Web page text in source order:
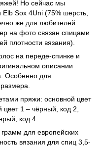
Но сейчас мы
Sox 4Uni (75% шерсть,
же для любителей
на фото связан спицами
плотности вязания).
на переде-спинке и
описании
Особенно для
пряжи: основной цвет
1 – чёрный, код 2,
код 4.
для европейских
вязания для спиц 3,5-